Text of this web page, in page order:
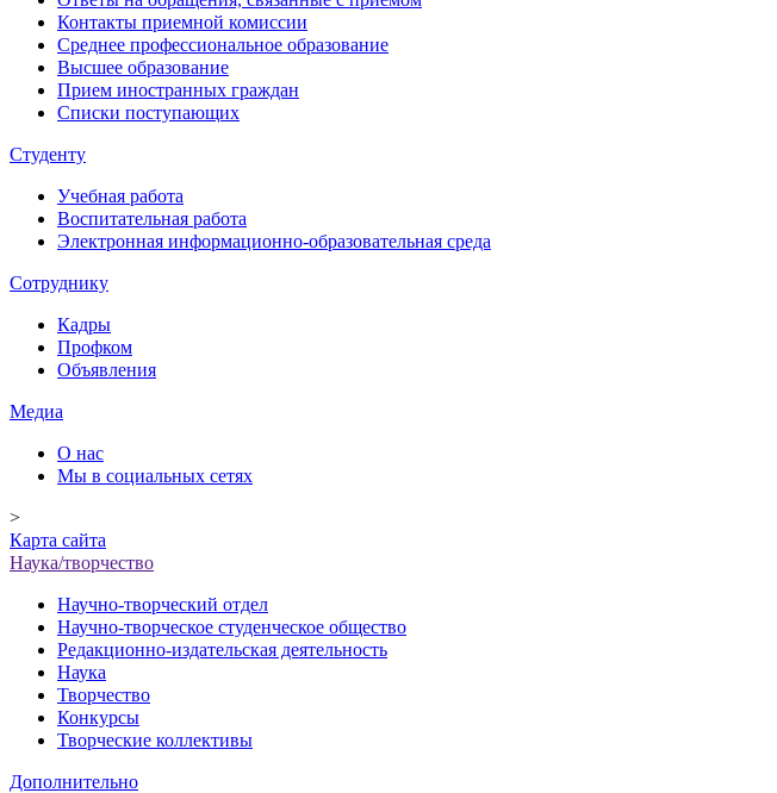
Контакты приемной комиссии
Среднее профессиональное образование
Высшее образование
Прием иностранных граждан
Списки поступающих
Студенту
Учебная работа
Воспитательная работа
Электронная информационно-образовательная среда
Сотруднику
Кадры
Профком
Объявления
Медиа
О нас
Мы в социальных сетях
>
Карта сайта
Наука/творчество
Научно-творческий отдел
Научно-творческое студенческое общество
Редакционно-издательская деятельность
Наука
Творчество
Конкурсы
Творческие коллективы
Дополнительно